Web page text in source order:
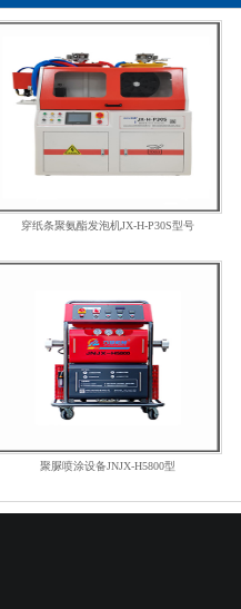
穿纸条聚氨酯发泡机JX-H-P30S型号
聚脲喷涂设备JNJX-H5800型